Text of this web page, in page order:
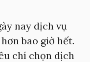
nay dịch vụ
bao giờ hết.
chí chọn dịch